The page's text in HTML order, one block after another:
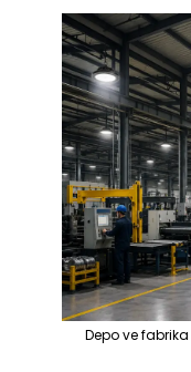
Depo ve